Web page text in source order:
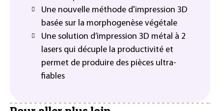
Une nouvelle méthode d'impression 3D
basée sur la morphogenèse végétale
Une solution d’impression 3D métal à 2
lasers qui décuple la productivité et
permet de produire des pièces ultra-
fiables